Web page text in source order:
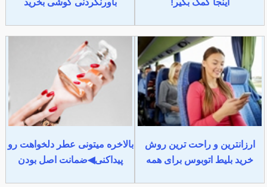
ارزانترین و راحت ترین روش
خرید بلیط اتوبوس برای همه
بالاخره میتونی عطر دلخواهت رو
پیداکنی◀ضمانت اصل بودن